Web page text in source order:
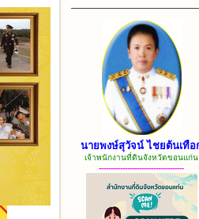
นายพงษ์สุวัจน์ ไชยต้นเทือ
เจ้าพนักงานที่ดินจังหวัดขอนแก่น
------------------------------------